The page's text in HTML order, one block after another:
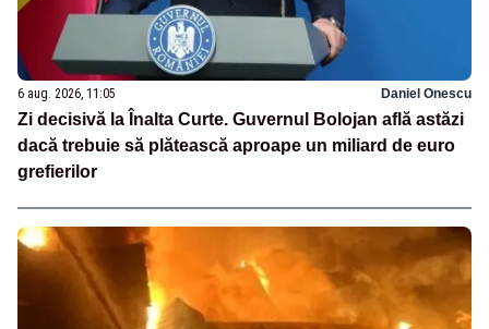
6 aug. 2026, 11:05 Daniel Onescu
Zi decisivă la Înalta Curte. Guvernul Bolojan află astăzi
dacă trebuie să plătească aproape un miliard de euro
grefierilor